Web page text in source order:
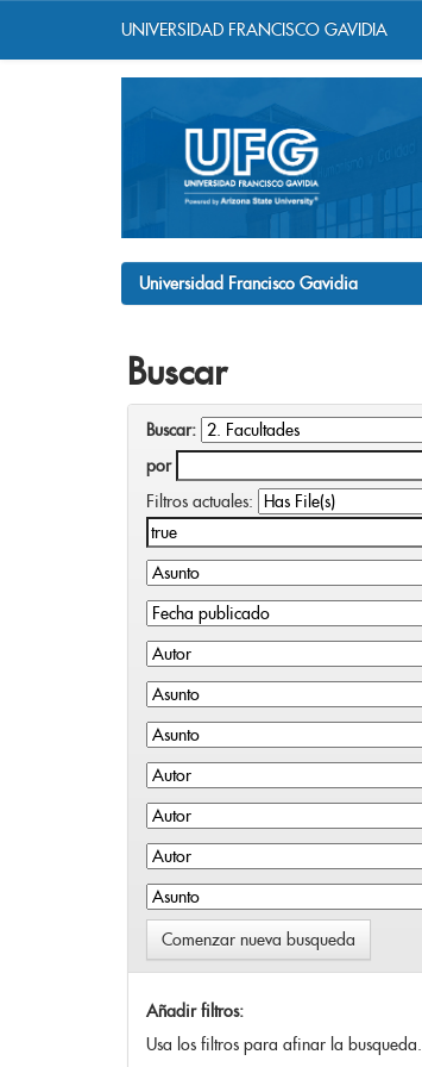
UNIVERSIDAD FRANCISCO GAVIDIA
Universidad Francisco Gavidia
Buscar
Buscar:
por
Filtros actuales:
Comenzar nueva busqueda
Añadir filtros:
Usa los filtros para afinar la busqueda.